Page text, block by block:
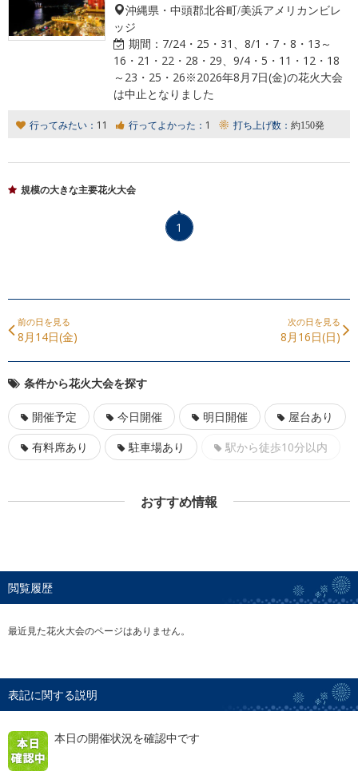
沖縄県・中頭郡北谷町/美浜アメリカンビレ
ッジ
期間： 7/24・25・31、8/1・7・8・13～
16・21・22・28・29、9/4・5・11・12・18
～23・25・26※2026年8月7日(金)の花火大会
は中止となりました
行ってみたい： 11 行ってよかった： 1 打ち上げ数： 約150発
規模の大きな主要花火大会
1
前の日を見る
8月14日(金)
次の日を見る
8月16日(日)
条件から花火大会を探す
開催予定 今日開催 明日開催
屋台あり
有料席あり
駐車場あり 駅から徒歩10分以内
おすすめ情報
閲覧履歴
最近見た花火大会のページはありません。
表記に関する説明
本日の開催状況を確認中です